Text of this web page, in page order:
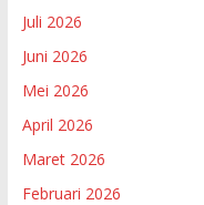
Juli 2026
Juni 2026
Mei 2026
April 2026
Maret 2026
Februari 2026